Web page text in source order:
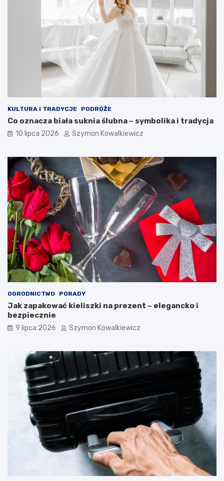
KULTURA I TRADYCJE PODRÓŻE
Co oznacza biała suknia ślubna – symbolika i tradycja
10 lipca 2026 Szymon Kowalkiewicz
OGRODNICTWO PORADY
Jak zapakować kieliszki na prezent – elegancko i
bezpiecznie
9 lipca 2026 Szymon Kowalkiewicz